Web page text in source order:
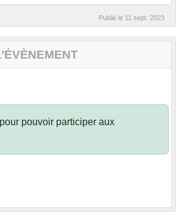
Publié le 11 sept. 2023
pour pouvoir participer aux